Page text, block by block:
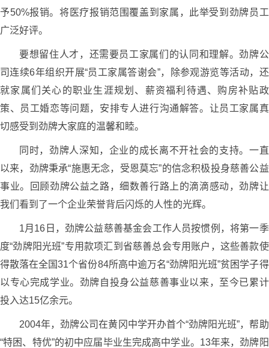
予50%报销。将医疗报销范围覆盖到家属，此举受到劲牌员工
广泛好评。
要想留住人才，还需要员工家属们的认同和理解。劲牌公
司连续6年组织开展“员工家属答谢会”，除参观游览等活动，还
就家属们关心的职业生涯规划、薪资福利待遇、购房补贴政
策、员工婚恋等问题，安排专人进行沟通解答。让员工家属真
切感受到劲牌大家庭的温馨和睦。
同时，劲牌人深知，企业的成长离不开社会的支持。一直
以来，劲牌秉承“施惠无念，受恩莫忘”的信念积极投身慈善公益
事业。回顾劲牌公益之路，细数善行路上的滴滴感动，劲牌让
我们看到了一个企业荣誉背后闪烁的人性的光辉。
1月16日，劲牌公益慈善基金会工作人员按惯例，将第一季
度“劲牌阳光班”专用款项汇到省慈善总会专用账户，这些善款使
得散落在全国31个省份84所高中逾万名“劲牌阳光班”贫困学子得
以专心完成学业。劲牌自投身公益慈善事业以来，至今已累计
投入达15亿余元。
2004年，劲牌公司在黄冈中学开办首个“劲牌阳光班”，帮助
“特困、特优”的初中应届毕业生完成高中学业。13年来，劲牌阳